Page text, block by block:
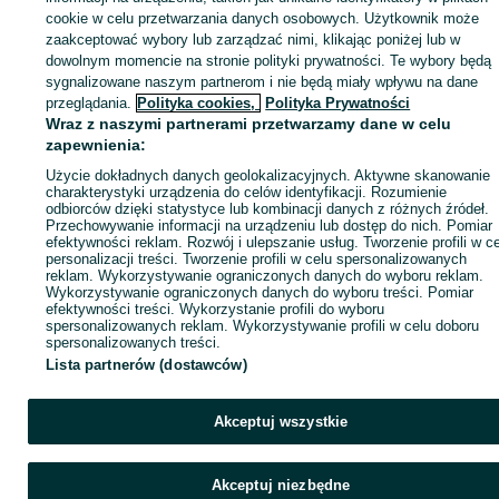
Kup
cookie w celu przetwarzania danych osobowych. Użytkownik może
zaakceptować wybory lub zarządzać nimi, klikając poniżej lub w
dowolnym momencie na stronie polityki prywatności. Te wybory będą
sygnalizowane naszym partnerom i nie będą miały wpływu na dane
przeglądania. Polityka cookies, Polityka Prywatności
Wraz z naszymi partnerami przetwarzamy dane w celu
zapewnienia:
Użycie dokładnych danych geolokalizacyjnych. Aktywne skanowanie
charakterystyki urządzenia do celów identyfikacji. Rozumienie
odbiorców dzięki statystyce lub kombinacji danych z różnych źródeł.
Przechowywanie informacji na urządzeniu lub dostęp do nich. Pomiar
efektywności reklam. Rozwój i ulepszanie usług. Tworzenie profili w
personalizacji treści. Tworzenie profili w celu spersonalizowanych
reklam. Wykorzystywanie ograniczonych danych do wyboru reklam.
Wykorzystywanie ograniczonych danych do wyboru treści. Pomiar
efektywności treści. Wykorzystanie profili do wyboru
spersonalizowanych reklam. Wykorzystywanie profili w celu doboru
spersonalizowanych treści.
Lista partnerów (dostawców)
Akceptuj wszystkie
Akceptuj niezbędne